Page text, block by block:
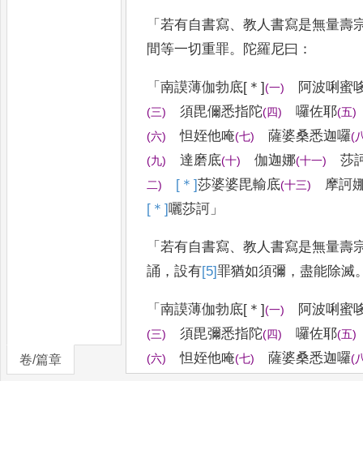
卷/篇章
「若有自書寫、教人書寫是無量壽
間等一切重罪。 陀羅尼曰 ：
「南謨薄伽勃底[＊](一) 阿波唎蜜
(三) 須毘儞悉指陀(四) 囉佐耶(五)
(六) 怛姪他唵(七) 薩婆桑悉迦囉(
(九) 達磨底(十) 伽迦娜(十一) 莎
二) [＊]莎婆婆毘輸底(十三)
摩訶
[＊]囇莎訶 」
「若有自書寫、教人書寫是無量壽
誦 ，設有[5]罪猶如須彌 ，盡能除滅
「南謨薄伽勃底[＊](一) 阿波唎蜜
(三) 須毘彌悉指陀(四) 囉佐耶(五)
(六) 怛姪他唵(七) 薩婆桑悉迦囉(